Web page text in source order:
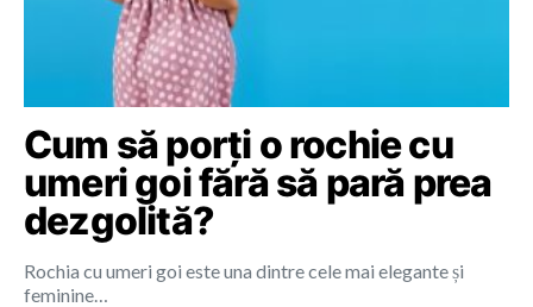
Cum să porți o rochie cu
umeri goi fără să pară prea
dezgolită?
Rochia cu umeri goi este una dintre cele mai elegante și
feminine…